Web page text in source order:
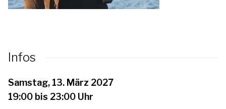
Infos
Samstag, 13. März 2027
19:00 bis 23:00 Uhr